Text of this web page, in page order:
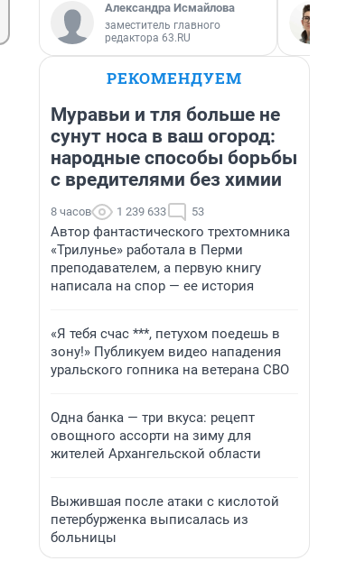
Александра Исмайлова
заместитель главного
редактора 63.RU
РЕКОМЕНДУЕМ
Муравьи и тля больше не
сунут носа в ваш огород:
народные способы борьбы
с вредителями без химии
8 часов 1 239 633 53
Автор фантастического трехтомника
«Трилунье» работала в Перми
преподавателем, а первую книгу
написала на спор — ее история
«Я тебя счас ***, петухом поедешь в
зону!» Публикуем видео нападения
уральского гопника на ветерана СВО
Одна банка — три вкуса: рецепт
овощного ассорти на зиму для
жителей Архангельской области
Выжившая после атаки с кислотой
петербурженка выписалась из
больницы